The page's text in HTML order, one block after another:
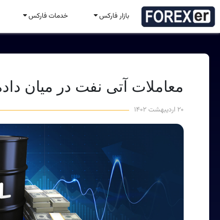
بازار فارکس خدمات فارکس
معاملات آتی نفت در میان
۲۰ اردیبهشت ۱۴۰۲